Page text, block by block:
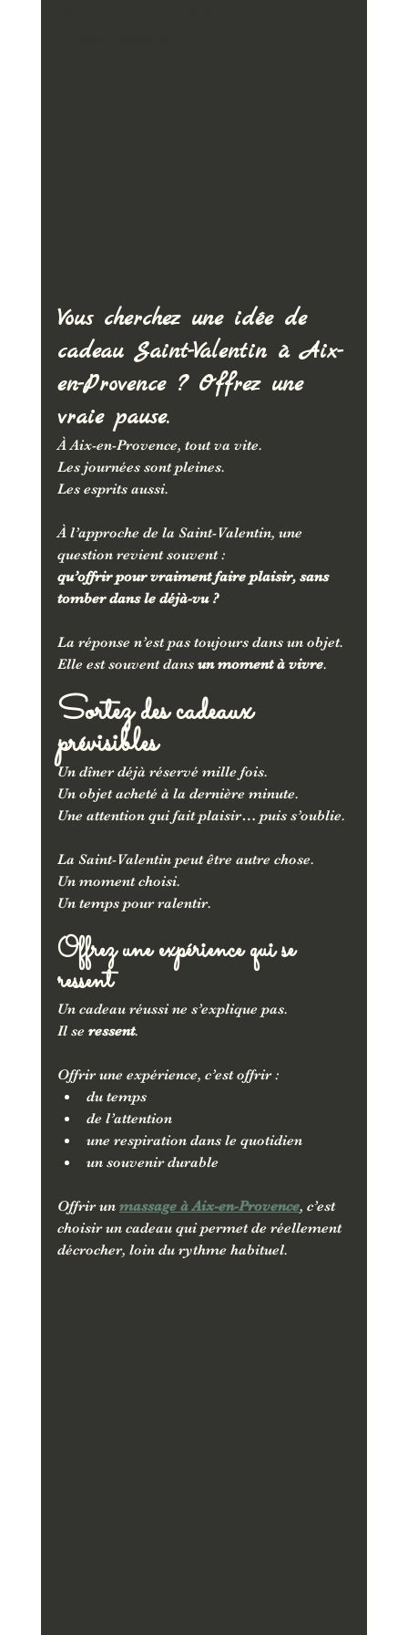
Vous cherchez une idée de
cadeau Saint-Valentin à Aix-
en-Provence ? Offrez une
vraie pause.
À Aix-en-Provence, tout va vite.
Les journées sont pleines.
Les esprits aussi.
À l’approche de la Saint-Valentin, une
question revient souvent :
qu’offrir pour vraiment faire plaisir, sans
tomber dans le déjà-vu ?
La réponse n’est pas toujours dans un objet.
Elle est souvent dans un moment à vivre.
Sortez des cadeaux
prévisibles
Un dîner déjà réservé mille fois.
Un objet acheté à la dernière minute.
Une attention qui fait plaisir… puis s’oublie.
La Saint-Valentin peut être autre chose.
Un moment choisi.
Un temps pour ralentir.
Offrez une expérience qui se
ressent
Un cadeau réussi ne s’explique pas.
Il se ressent.
Offrir une expérience, c’est offrir :
du temps
de l’attention
une respiration dans le quotidien
un souvenir durable
Offrir un massage à Aix-en-Provence, c’est
choisir un cadeau qui permet de réellement
décrocher, loin du rythme habituel.